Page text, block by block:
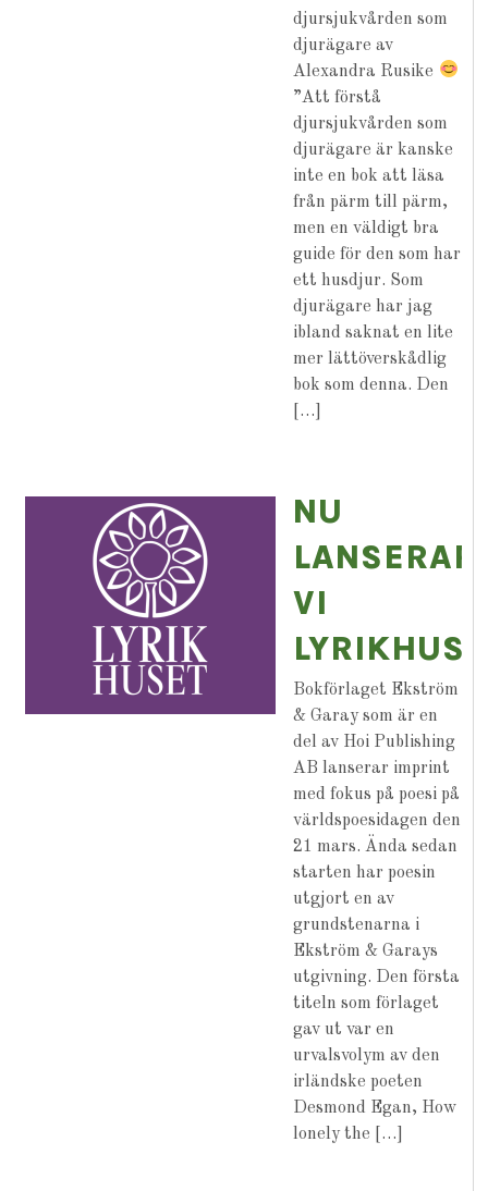
djursjukvården som
djurägare av
Alexandra Rusike
”Att förstå
djursjukvården som
djurägare är kanske
inte en bok att läsa
från pärm till pärm,
men en väldigt bra
guide för den som har
ett husdjur. Som
djurägare har jag
ibland saknat en lite
mer lättöverskådlig
bok som denna. Den
[…]
NU
LANSERAR
VI
Bokförlaget Ekström
& Garay som är en
del av Hoi Publishing
AB lanserar imprint
med fokus på poesi på
världspoesidagen den
21 mars. Ända sedan
starten har poesin
utgjort en av
grundstenarna i
Ekström & Garays
utgivning. Den första
titeln som förlaget
gav ut var en
urvalsvolym av den
irländske poeten
Desmond Egan, How
lonely the […]